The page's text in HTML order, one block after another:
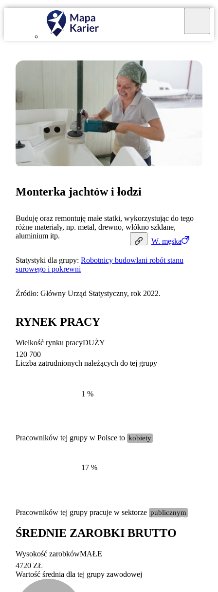
W. męska
Monterka jachtów i łodzi
Buduję oraz remontuję małe statki, wykorzystując do tego
różne materiały, np. metal, drewno, włókno szklane,
aluminium itp.
Statystyki dla grupy: Robotnicy budowlani robót stanu
surowego i pokrewni
Źródło: Główny Urząd Statystyczny, rok 2022.
RYNEK PRACY
duży
100-200 tysięcy
Wielkość rynku pracyDUŻY
120 700
Liczba zatrudnionych należących do tej grupy
1 %
Pracowników tej grupy w Polsce to kobiety
17 %
Pracowników tej grupy pracuje w sektorze publicznym
ŚREDNIE ZAROBKI BRUTTO
Wysokość zarobkówMAŁE
4720 ZŁ
Wartość średnia dla tej grupy zawodowej